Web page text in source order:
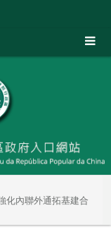
化內聯外通拓基建合